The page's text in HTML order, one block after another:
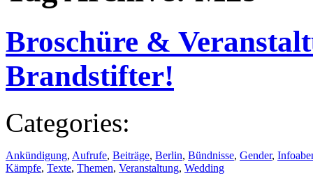
Broschüre &
Brandstifter!
Categories:
Ankündigung, Aufrufe, Beiträge, Berlin, Bündnisse, Gender,
Kämpfe, Texte, Themen, Veranstaltung, Wedding